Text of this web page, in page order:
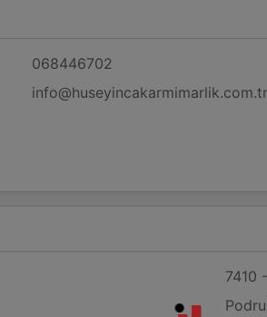
068446702
info@huseyincakarmimarlik.com.tr
7410